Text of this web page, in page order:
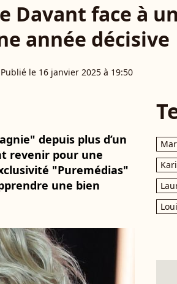
Davant face à
année décisive
Publié le 16 janvier 2025 à 19:50
depuis plus d’un
revenir pour une
"Puremédias"
une bien